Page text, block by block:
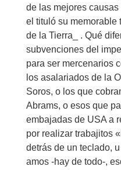
de las mejores
el tituló su memorable
de la Tierra_ . Qué
subvenciones del
para ser mercenarios
los asalariados de la
Soros, o los que
Abrams, o esos que
embajadas de USA a
por realizar trabajitos
detrás de un teclado,
amos -hay de todo-,